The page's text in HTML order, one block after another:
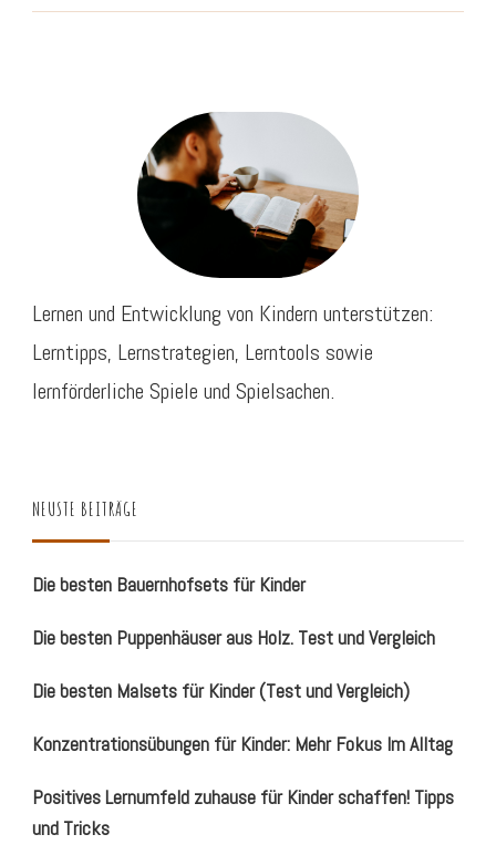
Lernen und Entwicklung von Kindern unterstützen:
Lerntipps, Lernstrategien, Lerntools sowie
lernförderliche Spiele und Spielsachen.
NEUSTE BEITRÄGE
Die besten Bauernhofsets für Kinder
Die besten Puppenhäuser aus Holz. Test und Vergleich
Die besten Malsets für Kinder (Test und Vergleich)
Konzentrationsübungen für Kinder: Mehr Fokus Im Alltag
Positives Lernumfeld zuhause für Kinder schaffen! Tipps
und Tricks